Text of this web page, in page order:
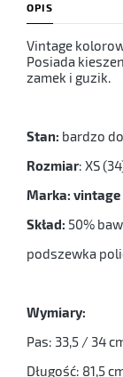
OPIS
Vintage
Posiada
zamek i guzik.
Stan: bardzo
Rozmiar: XS
Marka: vintage
Skład: 50%
podszewka
Wymiary:
Pas: 33,5 / 34
Długość: 81,5